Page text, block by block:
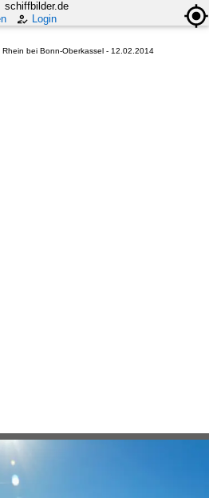
schiffbilder.de
Login
bei Bonn-Oberkassel - 12.02.2014